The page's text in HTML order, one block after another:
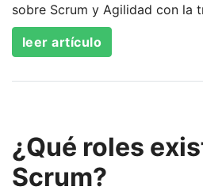
sobre Scrum y Agilidad con la
leer artículo
¿Qué roles
Scrum?